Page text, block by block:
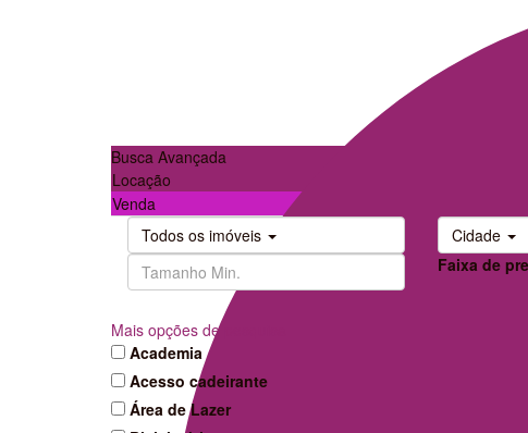
Busca Avançada
Locação
Venda
Todos os imóveis
Cidade
Faixa de
Mais opções de pesquisa
Academia
Acesso cadeirante
Área de Lazer